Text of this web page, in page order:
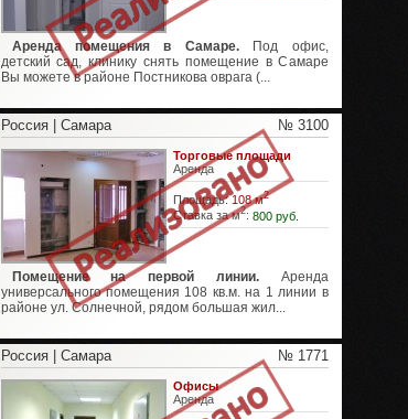
Аренда помещения в Самаре.Под офис,
детский сад, клинику снять помещение в Самаре
Вы можете в районе Постникова оврага (...
Россия | Самара № 3100
Торговые площади
Аренда
Площадь:108 м2
Ставка за м2: 800 руб.
Помещение на первой линии.Аренда
универсального помещения 108 кв.м. на 1 линии в
районе ул. Солнечной, рядом большая жил...
Россия | Самара № 1771
Офисы
Аренда